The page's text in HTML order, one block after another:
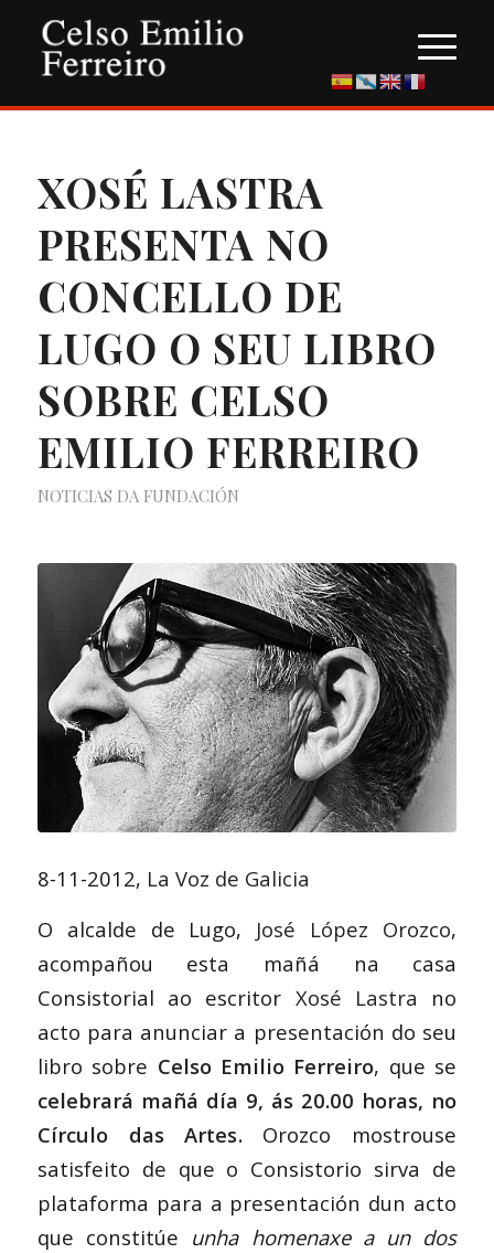
XOSÉ LASTRA
PRESENTA NO
CONCELLO DE
LUGO O SEU LIBRO
SOBRE CELSO
EMILIO FERREIRO
NOTICIAS DA FUNDACIÓN
8-11-2012, La Voz de Galicia
O alcalde de Lugo, José López Orozco,
acompañou esta mañá na casa
Consistorial ao escritor Xosé Lastra no
acto para anunciar a presentación do seu
libro sobre Celso Emilio Ferreiro, que se
celebrará mañá día 9, ás 20.00 horas, no
Círculo das Artes.Orozco mostrouse
satisfeito de que o Consistorio sirva de
plataforma para a presentación dun acto
que constitúe unha homenaxe a un dos